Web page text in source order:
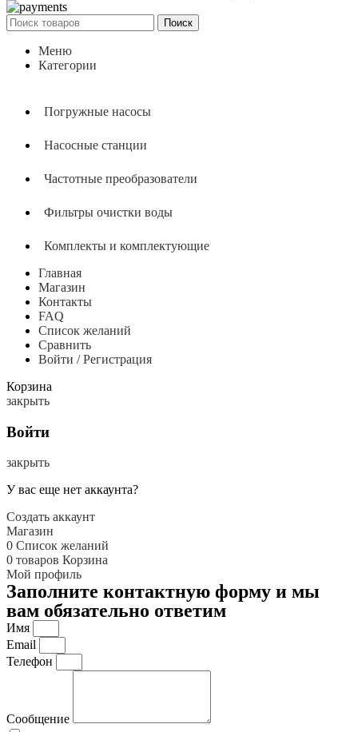
Поиск
Меню
Категории
Погружные насосы
Насосные станции
Частотные преобразователи
Фильтры очистки воды
Комплекты и комплектующие
Главная
Магазин
Контакты
FAQ
Список желаний
Сравнить
Войти / Регистрация
Корзина
закрыть
Войти
закрыть
У вас еще нет аккаунта?
Создать аккаунт
Магазин
0 Список желаний
0 товаров Корзина
Мой профиль
Заполните контактную форму и мы
вам обязательно ответим
Имя
Email
Телефон
Сообщение